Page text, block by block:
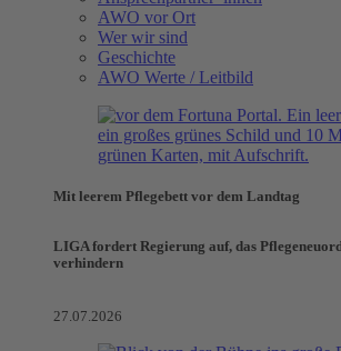
AWO vor Ort
Wer wir sind
Geschichte
AWO Werte / Leitbild
Mit leerem Pflegebett vor dem Landtag
LIGA fordert Regierung auf, das
verhindern
27.07.2026